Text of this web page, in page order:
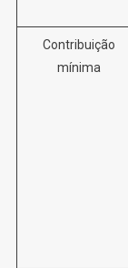
Contribuição
mínima